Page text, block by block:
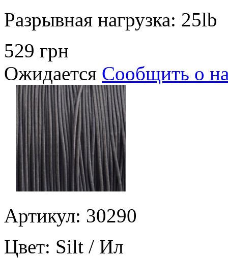
Разрывная нагрузка: 25lb
529 грн
Ожидается Сообщить о
Артикул: 30290
Цвет: Silt / Ил